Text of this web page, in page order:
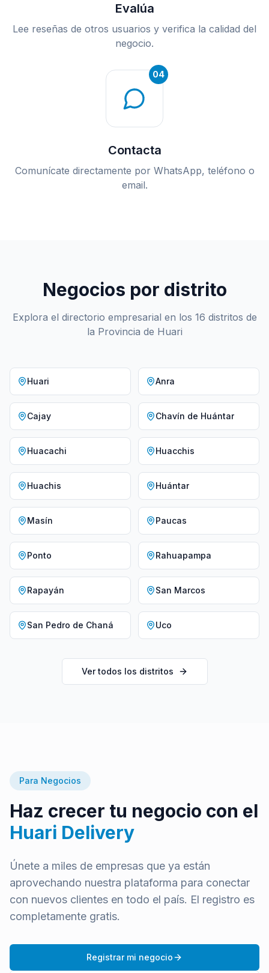
Evalúa
Lee reseñas de otros usuarios y verifica la calidad del
negocio.
04
Contacta
Comunícate directamente por WhatsApp, teléfono o
email.
Negocios por distrito
Explora el directorio empresarial en los 16 distritos de
la Provincia de Huari
Huari Anra
Cajay Chavín de Huántar
Huacachi Huacchis
Huachis Huántar
Masín Paucas
Ponto Rahuapampa
Rapayán San Marcos
San Pedro de Chaná Uco
Ver todos los distritos
Para Negocios
Haz crecer tu negocio con el
Huari Delivery
Únete a miles de empresas que ya están
aprovechando nuestra plataforma para conectar
con nuevos clientes en todo el país. El registro es
completamente gratis.
Registrar mi negocio